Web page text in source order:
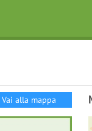
Vai alla mappa